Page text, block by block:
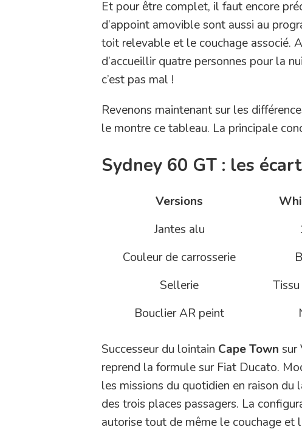
Et pour être complet, il faut encore
d’appoint amovible sont aussi au
toit relevable et le couchage associé.
d’accueillir quatre personnes pour la
c’est pas mal !
Revenons maintenant sur les
le montre ce tableau. La principale
Sydney 60 GT : les
Versions
Jantes alu
Couleur de carrosserie
Sellerie
Bouclier AR peint
Successeur du lointain Cape Town sur
reprend la formule sur Fiat Ducato.
les missions du quotidien en raison du
des trois places passagers. La
autorise tout de même le couchage et